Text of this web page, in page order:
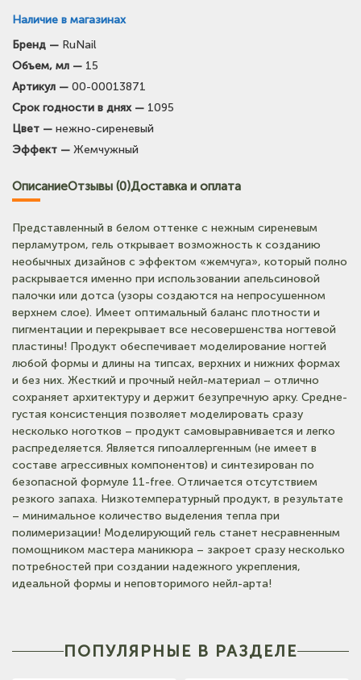
Наличие в магазинах
Тел: +7-903-947-7028
Тел: +7-3854-222-223
Тел: +7-964-603-4984
Тел: +7-903-947-9492
(на карте)
Тел: +7-3852-721-001
(на карте)
Тел: +7-960-965-6706
Бренд — RuNail
Объем, мл — 15
Артикул — 00-00013871
Срок годности в днях — 1095
Цвет — нежно-сиреневый
Эффект — Жемчужный
ОписаниеОтзывы (0)Доставка и оплата
Представленный в белом оттенке с нежным сиреневым
перламутром, гель открывает возможность к созданию
необычных дизайнов с эффектом «жемчуга», который полно
раскрывается именно при использовании апельсиновой
палочки или дотса (узоры создаются на непросушенном
верхнем слое). Имеет оптимальный баланс плотности и
пигментации и перекрывает все несовершенства ногтевой
пластины! Продукт обеспечивает моделирование ногтей
любой формы и длины на типсах, верхних и нижних формах
и без них. Жесткий и прочный нейл-материал – отлично
сохраняет архитектуру и держит безупречную арку. Средне-
густая консистенция позволяет моделировать сразу
несколько ноготков – продукт самовыравнивается и легко
распределяется. Является гипоаллергенным (не имеет в
составе агрессивных компонентов) и синтезирован по
безопасной формуле 11-free. Отличается отсутствием
резкого запаха. Низкотемпературный продукт, в результате
– минимальное количество выделения тепла при
полимеризации! Моделирующий гель станет несравненным
помощником мастера маникюра – закроет сразу несколько
потребностей при создании надежного укрепления,
идеальной формы и неповторимого нейл-арта!
ПОПУЛЯРНЫЕ В РАЗДЕЛЕ